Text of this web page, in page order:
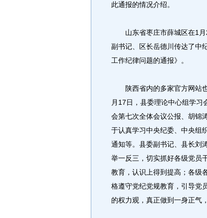
此通报的情况介绍。
山东省枣庄市薛城区在1月
副书记、区长岳德川传达了中
工作纪律问题的通报》。
陕西省内的多家官方网站也
月17日，县委理论中心组学
会第七次全体会议公报、胡锦
于认真学习中央纪委、中央组
通知等。县委副书记、县长刘
举一反三，切实抓好各级党员
教育，认识上得到提高；各级
格遵守党纪党规教育，引导党
的权力观，真正做到一身正气